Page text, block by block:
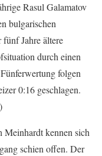
Rasul Galamatov
bulgarischen
Jahre ältere
durch einen
folgen
0:16 geschlagen.
Meinhardt kennen sich
schien offen. Der